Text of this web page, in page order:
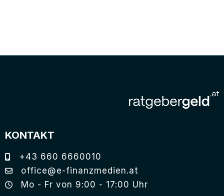
KONTAKT
+43 660 6660010
office@e-finanzmedien.at
Mo - Fr von 9:00 - 17:00 Uhr